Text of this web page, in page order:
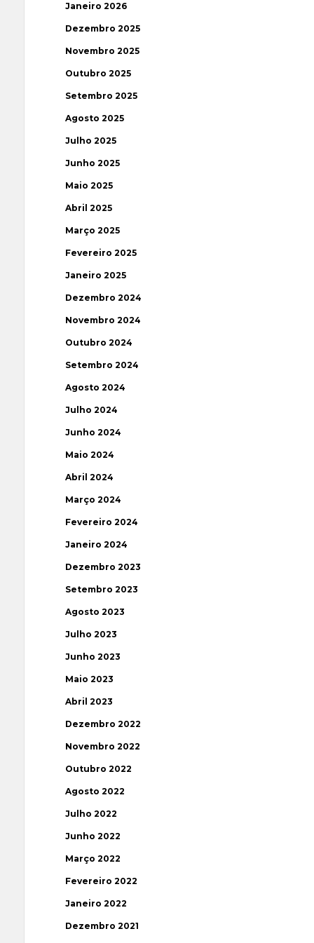
Janeiro 2026
Dezembro 2025
Novembro 2025
Outubro 2025
Setembro 2025
Agosto 2025
Julho 2025
Junho 2025
Maio 2025
Abril 2025
Março 2025
Fevereiro 2025
Janeiro 2025
Dezembro 2024
Novembro 2024
Outubro 2024
Setembro 2024
Agosto 2024
Julho 2024
Junho 2024
Maio 2024
Abril 2024
Março 2024
Fevereiro 2024
Janeiro 2024
Dezembro 2023
Setembro 2023
Agosto 2023
Julho 2023
Junho 2023
Maio 2023
Abril 2023
Dezembro 2022
Novembro 2022
Outubro 2022
Agosto 2022
Julho 2022
Junho 2022
Março 2022
Fevereiro 2022
Janeiro 2022
Dezembro 2021